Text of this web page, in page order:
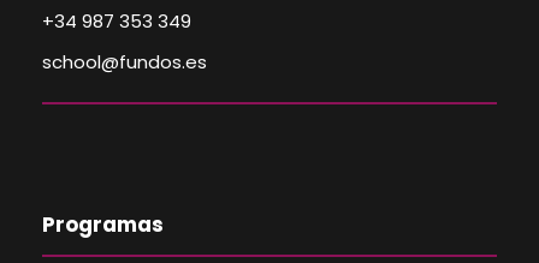
+34 987 353 349
school@fundos.es
Programas